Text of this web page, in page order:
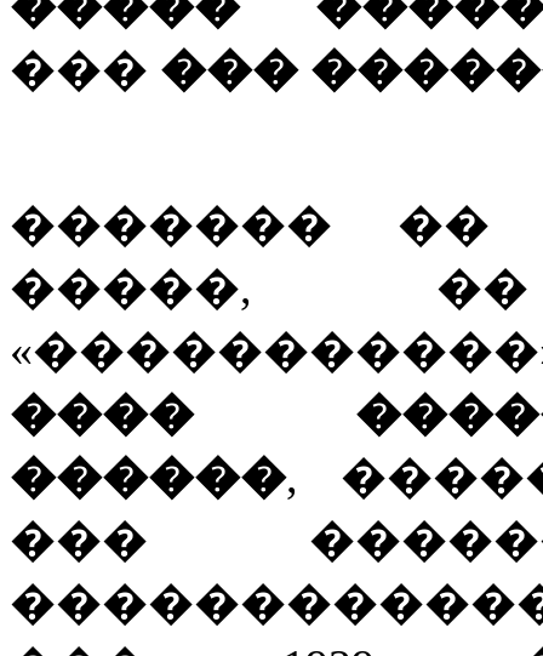
��� ���
������� ��
�����,
����
������,
���
������������,